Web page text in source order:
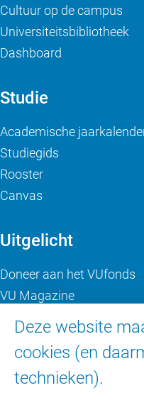
Deze website
cookies (en
technieken).
Cultuur op de campus
Universiteitsbibliotheek
Dashboard
Studie
Academische
Studiegids
Rooster
Canvas
Uitgelicht
Doneer aan het VUfonds
VU Magazine
Over de VU